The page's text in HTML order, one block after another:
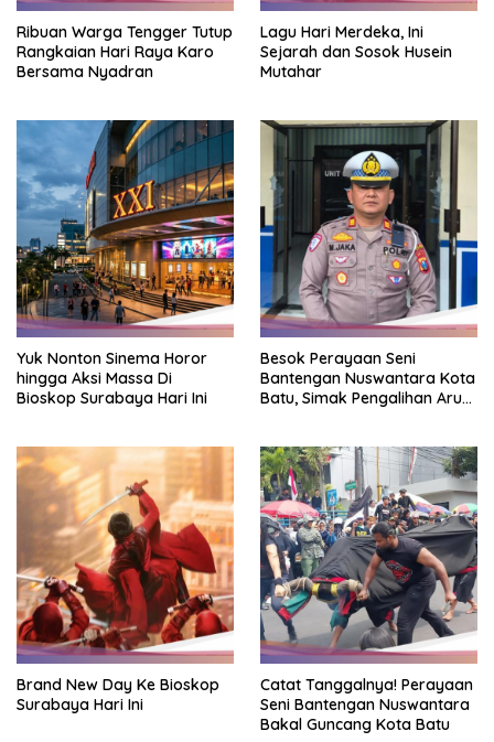
Ribuan Warga Tengger Tutup
Rangkaian Hari Raya Karo
Bersama Nyadran
Lagu Hari Merdeka, Ini
Sejarah dan Sosok Husein
Mutahar
Yuk Nonton Sinema Horor
hingga Aksi Massa Di
Bioskop Surabaya Hari Ini
Besok Perayaan Seni
Bantengan Nuswantara Kota
Batu, Simak Pengalihan Arus
Brand New Day Ke Bioskop
Surabaya Hari Ini
Catat Tanggalnya! Perayaan
Seni Bantengan Nuswantara
Bakal Guncang Kota Batu